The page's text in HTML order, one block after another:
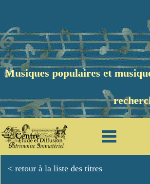
Musiques populaires et
< retour à la liste des titres